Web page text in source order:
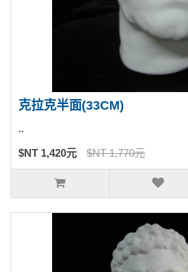
克拉克半面(33CM)
..
$NT 1,420元 $NT 1,770元